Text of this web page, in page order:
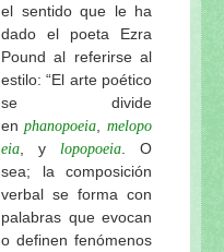
el sentido que le ha
dado el poeta Ezra
Pound al referirse al
estilo: “El arte poético
se divide
en phanopoeia
melopo
eia , y lopopoeia . O
sea; la composición
verbal se forma con
palabras que evocan
o definen fenómenos